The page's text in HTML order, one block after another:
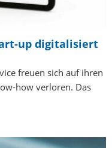
up digitalisiert
freuen sich auf ihren
how verloren. Das